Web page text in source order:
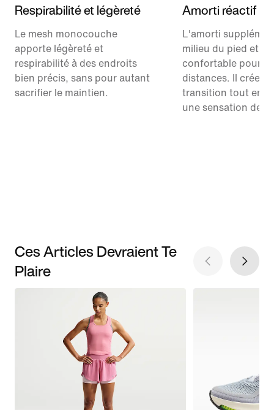
Respirabilité et légèreté
Le mesh monocouche
apporte légèreté et
respirabilité à des endroits
bien précis, sans pour autant
sacrifier le maintien.
Amorti réactif
L'amorti
milieu du pied et
confortable pour
distances. Il crée
transition tout en
une sensation de
Ces Articles Devraient Te
Plaire